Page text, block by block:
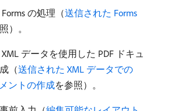
の処理（送信された Forms
）。
データを使用した PDF ドキュ
（送信された XML データでの
ントの作成を参照）。